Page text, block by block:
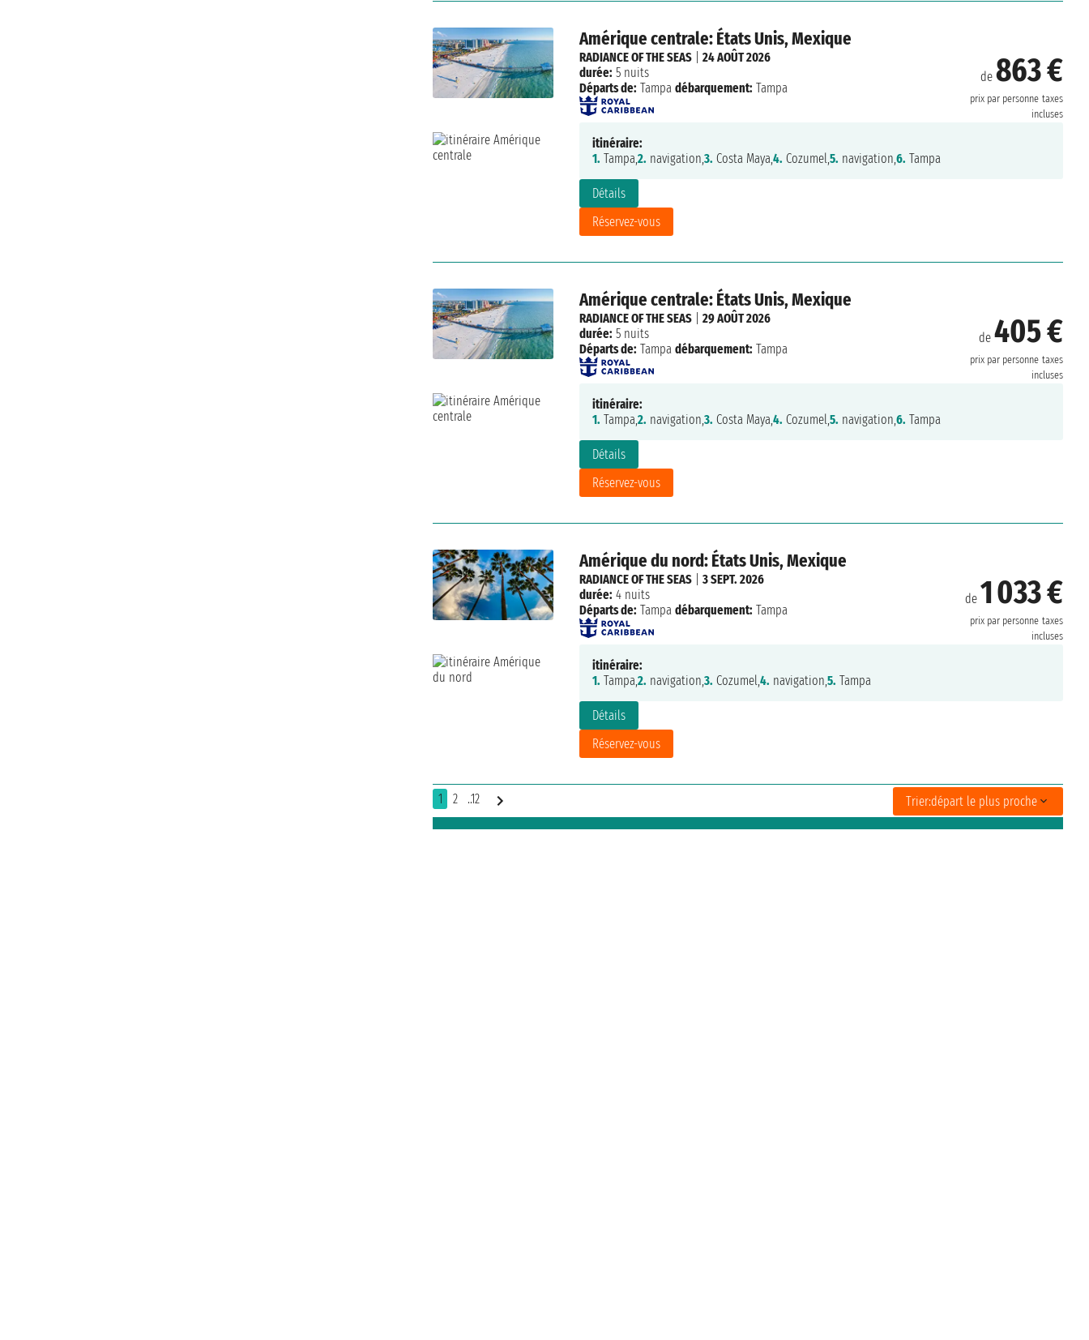
Amérique centrale: États Unis, Mexique
de 863 €
prix par personne taxes
incluses
Détails
Réservez-vous
RADIANCE OF THE SEAS| 24 AOÛT 2026
durée: 5 nuits
Départs de: Tampa débarquement: Tampa
itinéraire:
1. Tampa,2. navigation,3. Costa Maya,4. Cozumel,5. navigation,6. Tampa
Amérique centrale: États Unis, Mexique
de 405 €
prix par personne taxes
incluses
Détails
Réservez-vous
RADIANCE OF THE SEAS| 29 AOÛT 2026
durée: 5 nuits
Départs de: Tampa débarquement: Tampa
itinéraire:
1. Tampa,2. navigation,3. Costa Maya,4. Cozumel,5. navigation,6. Tampa
Amérique du nord: États Unis, Mexique
de 1 033 €
prix par personne taxes
incluses
Détails
Réservez-vous
RADIANCE OF THE SEAS| 3 SEPT. 2026
durée: 4 nuits
Départs de: Tampa débarquement: Tampa
itinéraire:
1. Tampa,2. navigation,3. Cozumel,4. navigation,5. Tampa
1 2 ..12 Trier:départ le plus proche